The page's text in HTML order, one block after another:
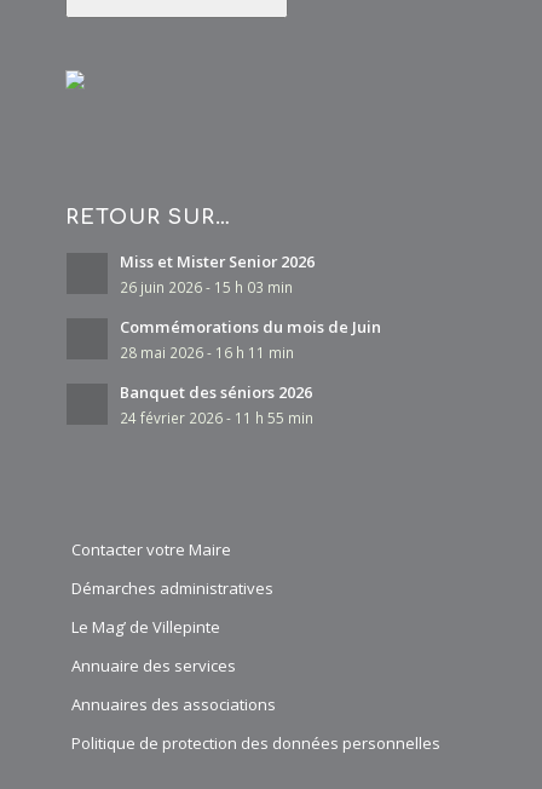
RETOUR SUR…
Miss et Mister Senior 2026
26 juin 2026 - 15 h 03 min
Commémorations du mois de Juin
28 mai 2026 - 16 h 11 min
Banquet des séniors 2026
24 février 2026 - 11 h 55 min
Contacter votre Maire
Démarches administratives
Le Mag’ de Villepinte
Annuaire des services
Annuaires des associations
Politique de protection des données personnelles